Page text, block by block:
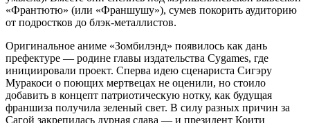
«Франтютю» (или «Франшушу»), сумев покорить аудиторию
от подростков до блэк-металлистов.
Оригинальное аниме «Зомбилэнд» появилось как дань
префектуре — родине главы издательства Cygames, где
инициировали проект. Сперва идею сценариста Сигэру
Муракоси о поющих мертвецах не оценили, но стоило
добавить в концепт патриотическую нотку, как будущая
франшиза получила зеленый свет. В силу разных причин за
Сагой закрепилась дурная слава — и президент Коити